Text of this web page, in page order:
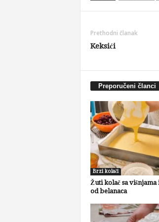
Prethodni članak
Keksići
Preporučeni članci
Brzi kolači
Žuti kolač sa višnjama
od belanaca